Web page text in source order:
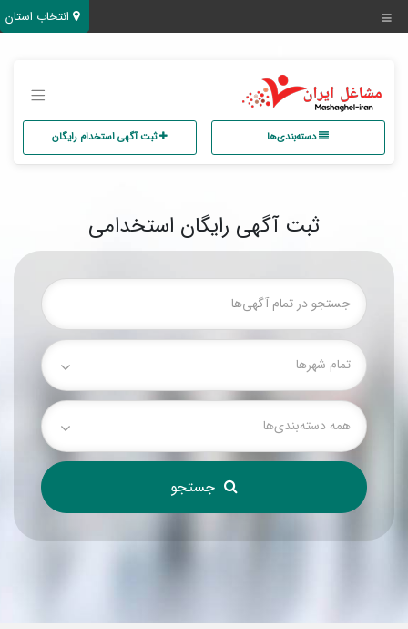
دسته‌بندی‌ها ثبت آگهی استخدام رایگان
ثبت آگهی رایگان استخدامی
تمام شهر‌ها
همه دسته‌بندی‌ها